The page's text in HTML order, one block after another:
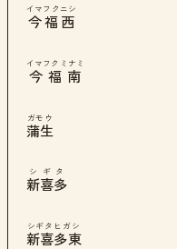
今福西
イマフクニシ
今福南
イマフクミナミ
蒲生
ガモウ
新喜多
シギタ
新喜多東
シギタヒガシ